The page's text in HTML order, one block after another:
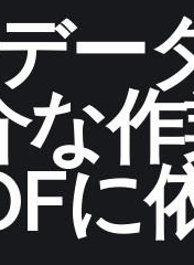
ー
作
に